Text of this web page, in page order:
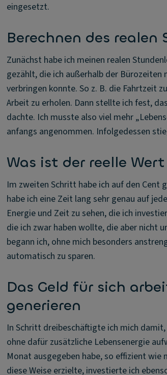
eingesetzt.
Berechnen des realen
Zunächst habe ich meinen realen
gezählt, die ich außerhalb der Bürozeiten
verbringen konnte. So z. B. die Fahrtzeit
Arbeit zu erholen. Dann stellte ich fest,
dachte. Ich musste also viel mehr
anfangs angenommen. Infolgedessen
Was ist der reelle
Im zweiten Schritt habe ich auf den Cent
habe ich eine Zeit lang sehr genau auf
Energie und Zeit zu sehen, die ich
die ich zwar haben wollte, die aber nicht
begann ich, ohne mich besonders
automatisch zu sparen.
Das Geld für sich
generieren
In Schritt dreibeschäftigte ich mich
ohne dafür zusätzliche Lebensenergie
Monat ausgegeben habe, so effizient
diese Weise erzielte, investierte ich